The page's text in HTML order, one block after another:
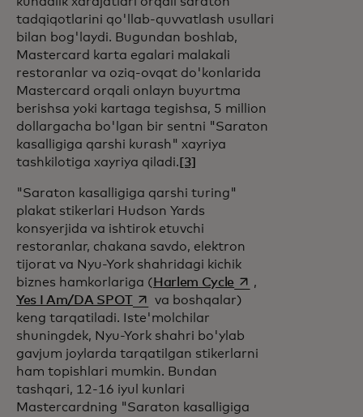
tadqiqotlarini qo'llab-quvvatlash usullari
bilan bog'laydi. Bugundan boshlab,
Mastercard karta egalari malakali
restoranlar va oziq-ovqat do'konlarida
Mastercard orqali onlayn buyurtma
berishsa yoki kartaga tegishsa, 5 million
dollargacha bo'lgan bir sentni "Saraton
kasalligiga qarshi kurash" xayriya
tashkilotiga xayriya qiladi. [3]
"Saraton kasalligiga qarshi turing"
plakat stikerlari Hudson Yards
konsyerjida va ishtirok etuvchi
restoranlar, chakana savdo, elektron
tijorat va Nyu-York shahridagi kichik
biznes hamkorlariga ( Harlem Cycle opens in a new tab
,
Yes I Am/DA SPOTopens in a new tab
va boshqalar)
keng tarqatiladi. Iste'molchilar
shuningdek, Nyu-York shahri bo'ylab
gavjum joylarda tarqatilgan stikerlarni
ham topishlari mumkin. Bundan
tashqari, 12-16 iyul kunlari
Mastercardning "Saraton kasalligiga